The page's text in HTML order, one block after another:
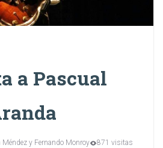
a Pascual
Méndez y Fernando Monroy 871 visitas